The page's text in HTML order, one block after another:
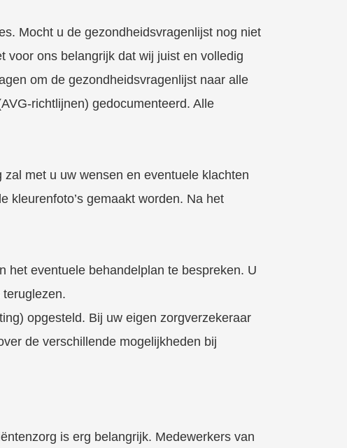
Mocht u de gezondheidsvragenlijst nog niet
voor ons belangrijk dat wij juist en volledig
om de gezondheidsvragenlijst naar alle
richtlijnen) gedocumenteerd. Alle
met u uw wensen en eventuele klachten
kleurenfoto’s gemaakt worden. Na het
het eventuele behandelplan te bespreken. U
opgesteld. Bij uw eigen zorgverzekeraar
de verschillende mogelijkheden bij
is erg belangrijk. Medewerkers van